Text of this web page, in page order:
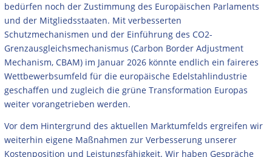
bedürfen noch der Zustimmung des Europäischen Parlaments
und der Mitgliedsstaaten. Mit verbesserten
Schutzmechanismen und der Einführung des CO2-
Grenzausgleichsmechanismus (Carbon Border Adjustment
Mechanism, CBAM) im Januar 2026 könnte endlich ein faireres
Wettbewerbsumfeld für die europäische Edelstahlindustrie
geschaffen und zugleich die grüne Transformation Europas
weiter vorangetrieben werden.
Vor dem Hintergrund des aktuellen Marktumfelds ergreifen wir
weiterhin eigene Maßnahmen zur Verbesserung unserer
Kostenposition und Leistungsfähigkeit. Wir haben Gespräche